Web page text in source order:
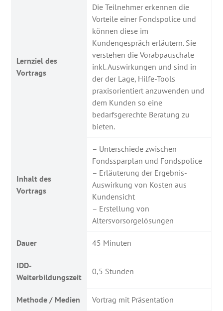
Lernziel des
Vortrags
Die Teilnehmer erkennen die
Vorteile einer Fondspolice und
können diese im
Kundengespräch erläutern. Sie
verstehen die Vorabpauschale
inkl. Auswirkungen und sind in
der der Lage, Hilfe-Tools
praxisorientiert anzuwenden und
dem Kunden so eine
bedarfsgerechte Beratung zu
bieten.
Inhalt des
Vortrags
– Unterschiede zwischen
Fondssparplan und Fondspolice
– Erläuterung der Ergebnis-
Auswirkung von Kosten aus
Kundensicht
– Erstellung von
Altersvorsorgelösungen
Dauer 45 Minuten
IDD-
Weiterbildungszeit
0,5 Stunden
Methode / Medien Vortrag mit Präsentation